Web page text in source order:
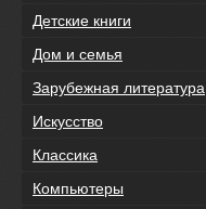
Детские книги
Дом и семья
Зарубежная литература
Искусство
Классика
Компьютеры